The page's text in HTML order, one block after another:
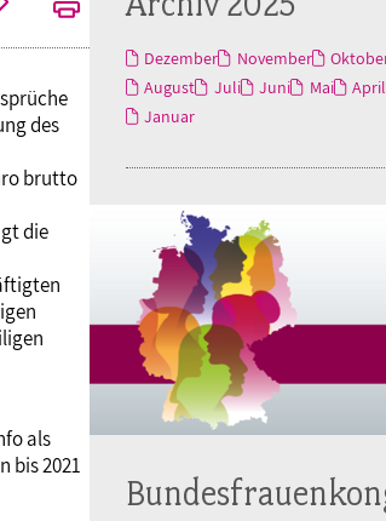
des
brutto
die
als
bis 2021
Dezember November
August
Juli Juni Mai April
Januar